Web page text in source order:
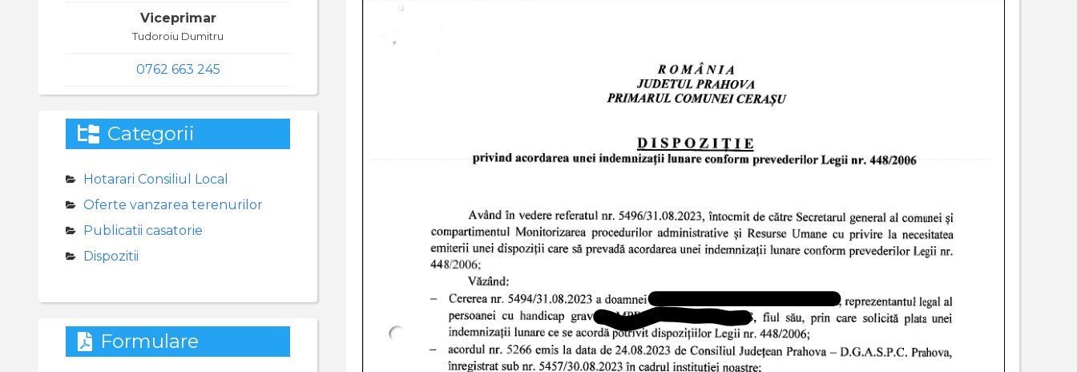
Viceprimar
Tudoroiu Dumitru
0762 663 245
Categorii
Hotarari Consiliul Local
Oferte vanzarea terenurilor
Publicatii casatorie
Dispozitii
Formulare